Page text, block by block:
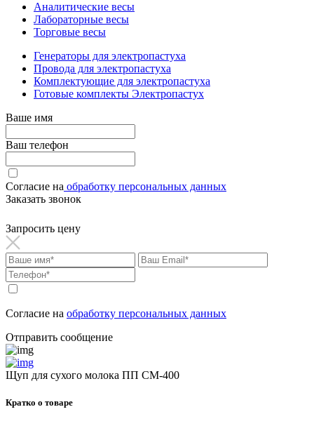
Аналитические весы
Лабораторные весы
Торговые весы
Генераторы для электропастуха
Провода для электропастуха
Комплектующие для электропастуха
Готовые комплекты Электропастух
Ваше имя
Ваш телефон
Согласие на обработку персональных данных
Заказать звонок
Запросить цену
Согласие на обработку персональных данных
Отправить сообщение
Щуп для сухого молока ПП СМ-400
Кратко о товаре